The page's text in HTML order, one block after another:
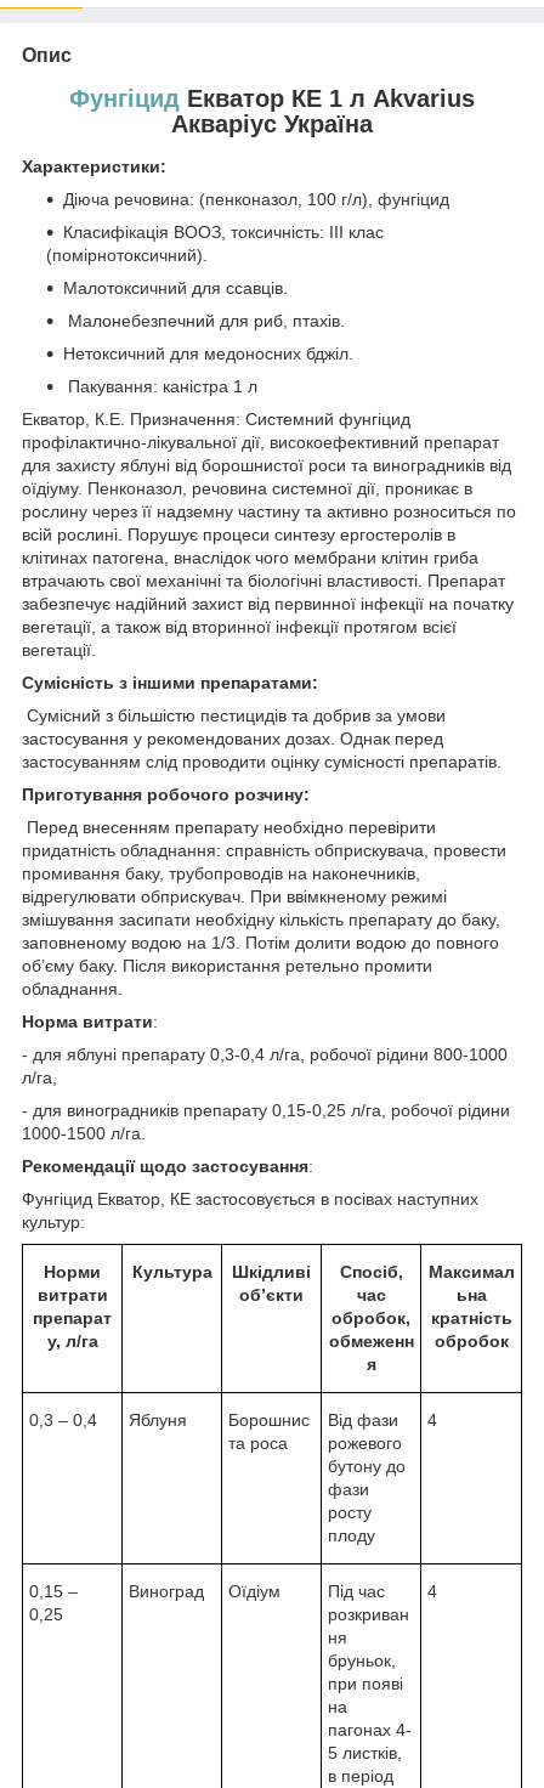
Опис
Фунгіцид Екватор КЕ 1 л Akvarius
Акваріус Україна
Характеристики:
Діюча речовина: (пенконазол, 100 г/л), фунгіцид
Класифікація ВООЗ, токсичність: III клас
(помірнотоксичний).
Малотоксичний для ссавців.
Малонебезпечний для риб, птахів.
Нетоксичний для медоносних бджіл.
Пакування: каністра 1 л
Екватор, К.Е. Призначення: Системний фунгіцид
профілактично-лікувальної дії, високоефективний препарат
для захисту яблуні від борошнистої роси та виноградників від
оїдіуму. Пенконазол, речовина системної дії, проникає в
рослину через її надземну частину та активно розноситься по
всій рослині. Порушує процеси синтезу ергостеролів в
клітинах патогена, внаслідок чого мембрани клітин гриба
втрачають свої механічні та біологічні властивості. Препарат
забезпечує надійний захист від первинної інфекції на початку
вегетації, а також від вторинної інфекції протягом всієї
вегетації.
Сумісність з іншими препаратами:
Сумісний з більшістю пестицидів та добрив за умови
застосування у рекомендованих дозах. Однак перед
застосуванням слід проводити оцінку сумісності препаратів.
Приготування робочого розчину:
Перед внесенням препарату необхідно перевірити
придатність обладнання: справність обприскувача, провести
промивання баку, трубопроводів на наконечників,
відрегулювати обприскувач. При ввімкненому режимі
змішування засипати необхідну кількість препарату до баку,
заповненому водою на 1/3. Потім долити водою до повного
об’єму баку. Після використання ретельно промити
обладнання.
Норма витрати:
- для яблуні препарату 0,3-0,4 л/га, робочої рідини 800-1000
л/га,
- для виноградників препарату 0,15-0,25 л/га, робочої рідини
1000-1500 л/га.
Рекомендації щодо застосування:
Фунгіцид Екватор, КЕ застосовується в посівах наступних
культур:
Норми
витрати
препарат
у, л/га
Культура
Шкідливі
об’єкти
Спосіб,
час
обробок,
обмеженн
я
Максимал
ьна
кратність
обробок
0,3 – 0,4 Яблуня
Борошнис
та роса
Від фази
рожевого
бутону до
фази
росту
плоду
4
0,15 –
0,25
Виноград Оїдіум
Під час
розкриван
ня
бруньок,
при появі
на
пагонах 4-
5 листків,
в період
4